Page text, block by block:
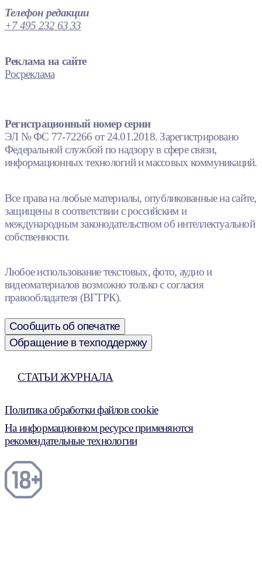
Телефон редакции
+7 495 232 63 33
Реклама на сайте
Росреклама
Регистрационный номер серии
ЭЛ № ФС 77-72266 от 24.01.2018. Зарегистрировано
Федеральной службой по надзору в сфере связи,
информационных технологий и массовых коммуникаций.
Все права на любые материалы, опубликованные на сайте,
защищены в соответствии с российским и
международным законодательством об интеллектуальной
собственности.
Любое использование текстовых, фото, аудио и
видеоматериалов возможно только с согласия
правообладателя (ВГТРК).
Сообщить об опечатке
Обращение в техподдержку
СТАТЬИ ЖУРНАЛА
Политика обработки файлов cookie
На информационном ресурсе применяются
рекомендательные технологии